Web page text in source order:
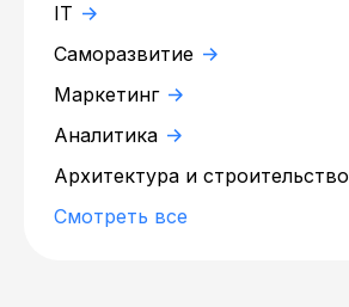
IT
Саморазвитие
Маркетинг
Аналитика
Архитектура и строительство
Смотреть все